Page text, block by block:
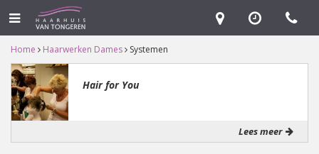
Home Haarwerken Dames Systemen
Hair for You
Lees meer